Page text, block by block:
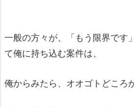
一般の方々が、「もう限界です
て俺に持ち込む案件は、
俺からみたら、オオゴトどこ